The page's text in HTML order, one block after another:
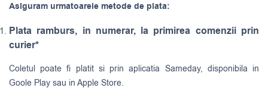
Asiguram urmatoarele metode de plata:
Plata ramburs, in numerar, la primirea comenzii prin
curier*
Coletul poate fi platit si prin aplicatia Sameday, disponibila in
Goole Play sau in Apple Store.